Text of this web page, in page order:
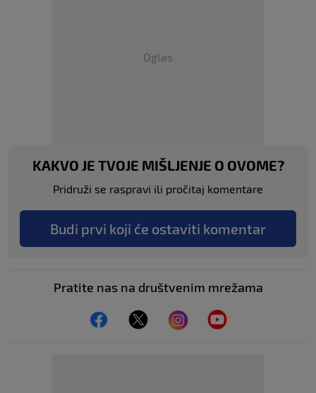
Oglas
KAKVO JE TVOJE MIŠLJENJE O OVOME?
Pridruži se raspravi ili pročitaj komentare
Budi prvi koji će ostaviti komentar
Pratite nas na društvenim mrežama